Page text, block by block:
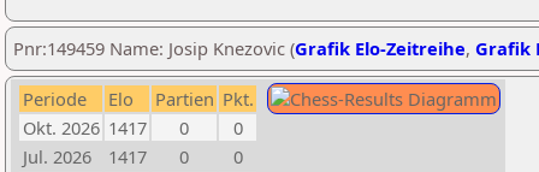
Pnr:149459 Name: Josip Knezovic (Grafik Elo-Zeitreihe, Grafik
Periode Elo Partien Pkt.
Okt. 2026 1417 0
0
Jul. 2026
1417 0
0